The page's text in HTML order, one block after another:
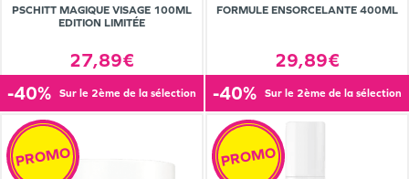
PSCHITT MAGIQUE VISAGE 100ML
EDITION LIMITÉE
27,89€
-40% sur le 2ème de la sélection
FORMULE ENSORCELANTE 400ML
29,89€
-40% sur le 2ème de la sélection
PROMO PROMO